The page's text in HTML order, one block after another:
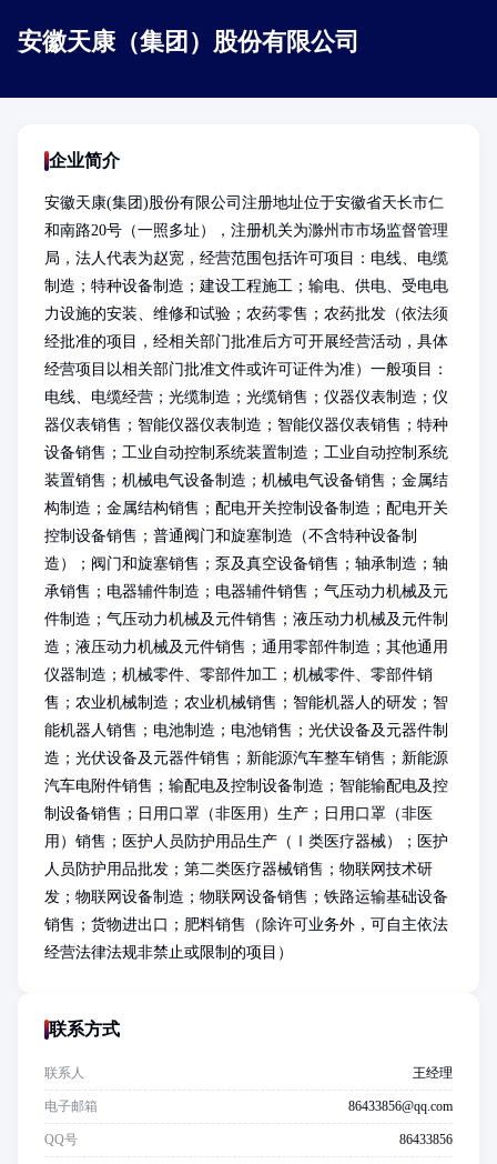
安徽天康（集团）股份有限公司
企业简介
安徽天康(集团)股份有限公司注册地址位于安徽省天长市仁
和南路20号（一照多址），注册机关为滁州市市场监督管理
局，法人代表为赵宽，经营范围包括许可项目：电线、电缆
制造；特种设备制造；建设工程施工；输电、供电、受电电
力设施的安装、维修和试验；农药零售；农药批发（依法须
经批准的项目，经相关部门批准后方可开展经营活动，具体
经营项目以相关部门批准文件或许可证件为准）一般项目：
电线、电缆经营；光缆制造；光缆销售；仪器仪表制造；仪
器仪表销售；智能仪器仪表制造；智能仪器仪表销售；特种
设备销售；工业自动控制系统装置制造；工业自动控制系统
装置销售；机械电气设备制造；机械电气设备销售；金属结
构制造；金属结构销售；配电开关控制设备制造；配电开关
控制设备销售；普通阀门和旋塞制造（不含特种设备制
造）；阀门和旋塞销售；泵及真空设备销售；轴承制造；轴
承销售；电器辅件制造；电器辅件销售；气压动力机械及元
件制造；气压动力机械及元件销售；液压动力机械及元件制
造；液压动力机械及元件销售；通用零部件制造；其他通用
仪器制造；机械零件、零部件加工；机械零件、零部件销
售；农业机械制造；农业机械销售；智能机器人的研发；智
能机器人销售；电池制造；电池销售；光伏设备及元器件制
造；光伏设备及元器件销售；新能源汽车整车销售；新能源
汽车电附件销售；输配电及控制设备制造；智能输配电及控
制设备销售；日用口罩（非医用）生产；日用口罩（非医
用）销售；医护人员防护用品生产（Ⅰ类医疗器械）；医护
人员防护用品批发；第二类医疗器械销售；物联网技术研
发；物联网设备制造；物联网设备销售；铁路运输基础设备
销售；货物进出口；肥料销售（除许可业务外，可自主依法
经营法律法规非禁止或限制的项目）
联系方式
联系人 王经理
电子邮箱 86433856@qq.com
QQ号 86433856